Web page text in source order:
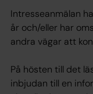
Intresseanmälan
år och/eller har
andra vägar att
På hösten till det
inbjudan till en